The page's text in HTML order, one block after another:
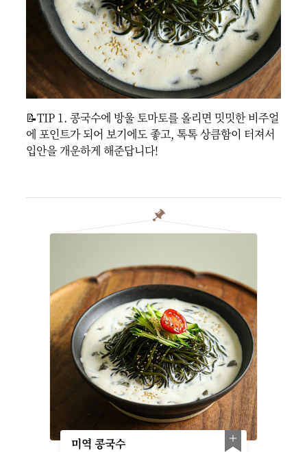
📝TIP 1. 콩국수에 방울 토마토를 올리면 밋밋한 비주얼
에 포인트가 되어 보기에도 좋고, 톡톡 상큼함이 터져서
입안을 개운하게 해준답니다!
미역 콩국수